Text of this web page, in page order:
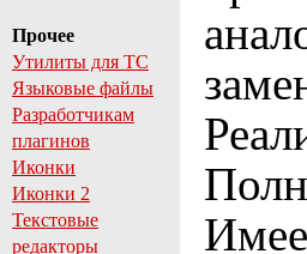
Прочее
Утилиты для TC
Языковые файлы
Разработчикам
плагинов
Иконки
Иконки 2
Текстовые
редакторы